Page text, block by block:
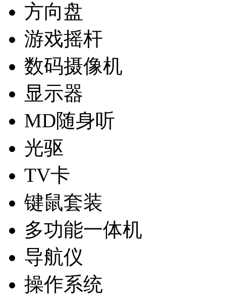
方向盘
游戏摇杆
数码摄像机
显示器
MD随身听
光驱
TV卡
键鼠套装
多功能一体机
导航仪
操作系统